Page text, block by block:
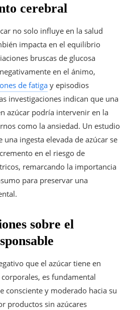
cerebral
no solo influye en la salud
impacta en el equilibrio
bruscas de glucosa
en el ánimo,
de fatiga y episodios
investigaciones indican que una
azúcar podría intervenir en la
como la ansiedad. Un estudio
una ingesta elevada de azúcar se
en el riesgo de
remarcando la importancia
para preservar una
sobre el
que el azúcar tiene en
es fundamental
consciente y moderado hacia su
productos sin azúcares